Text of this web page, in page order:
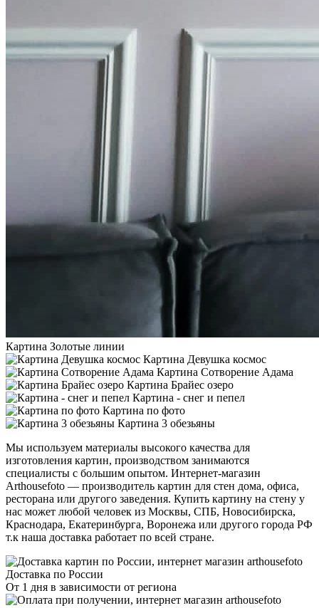
Картина Золотые линии
Картина Девушка космос
Картина Сотворение Адама
Картина Брайес озеро
Картина - снег и пепел
Картина по фото
Картина 3 обезьяны
Мы используем материалы высокого качества для
изготовления картин, производством занимаются
специалисты с большим опытом. Интернет-магазин
Arthousefoto — производитель картин для стен дома, офиса,
ресторана или другого заведения. Купить картину на стену у
нас может любой человек из Москвы, СПБ, Новосибирска,
Краснодара, Екатеринбурга, Воронежа или другого города РФ
т.к наша доставка работает по всей стране.
Доставка по России
От 1 дня в зависимости от региона